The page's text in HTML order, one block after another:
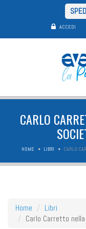
ACCEDI
CARLO
HOME LIBRI CARLO
Home
Libri
Carlo Carretto